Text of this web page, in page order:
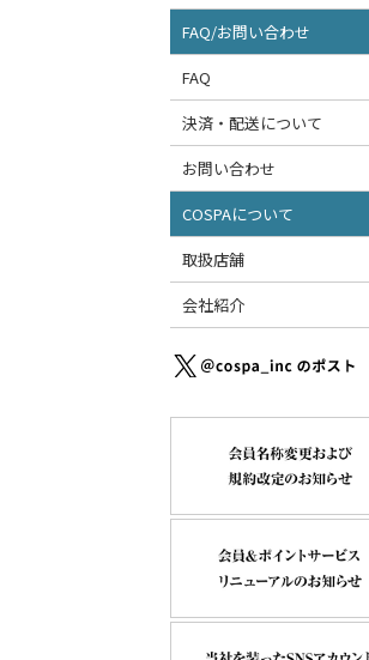
FAQ/お問い合わせ
FAQ
決済・配送について
お問い合わせ
COSPAについて
取扱店舗
会社紹介